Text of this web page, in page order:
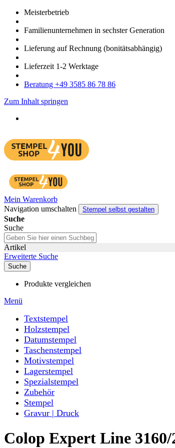
Meister­betrieb
Familien­unter­nehmen in sechster Gene­ration
Lieferung auf Rech­nung (bonitätsabhängig)
Liefer­zeit 1-2 Werk­tage
Bera­tung +49 3585 86 78 86
Zum Inhalt springen
Mein Warenkorb
Navigation umschalten
Stempel selbst gestalten
Suche
Suche
Artikel
Erweiterte Suche
Suche
Produkte vergleichen
Menü
Textstempel
Holzstempel
Datumstempel
Taschenstempel
Motivstempel
Lagerstempel
Spezialstempel
Zubehör
Stempel
Gravur | Druck
Colop Expert Line